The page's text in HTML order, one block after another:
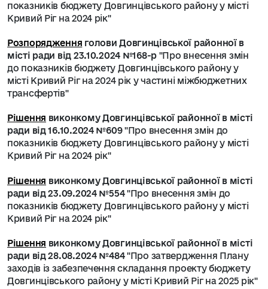
показників бюджету Довгинцівського району у місті
Кривий Ріг на 2024 рік"
Розпорядження голови Довгинцівської районної в
місті ради від 23.10.2024 №168-р "Про внесення змін
до показників бюджету Довгинцівського району у
місті Кривий Ріг на 2024 рік у частині міжбюджетних
трансфертів"
Рішення виконкому Довгинцівської районної в місті
ради від 16.10.2024 №609"Про внесення змін до
показників бюджету Довгинцівського району у місті
Кривий Ріг на 2024 рік"
Рішення виконкому Довгинцівської районної в місті
ради від 23.09.2024 №554"Про внесення змін до
показників бюджету Довгинцівського району у місті
Кривий Ріг на 2024 рік"
Рішення виконкому Довгинцівської районної в місті
ради від 28.08.2024 №484"Про затвердження Плану
заходів із забезпечення складання проекту бюджету
Довгинцівського району у місті Кривий Ріг на 2025 рік"